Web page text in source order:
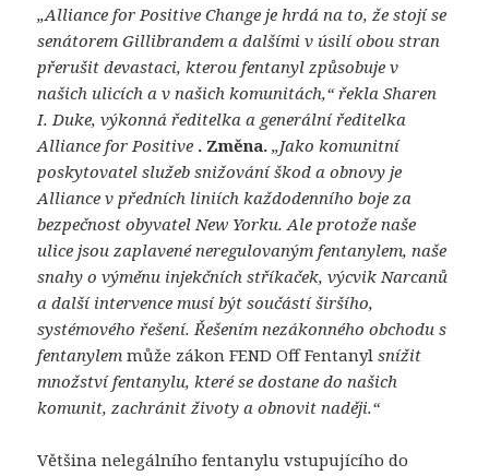
„Alliance for Positive Change je hrdá na to, že stojí se
senátorem Gillibrandem a dalšími v úsilí obou stran
přerušit devastaci, kterou fentanyl způsobuje v
našich ulicích a v našich komunitách,“ řekla Sharen
I. Duke, výkonná ředitelka a generální ředitelka
Alliance for Positive . Změna.„Jako komunitní
poskytovatel služeb snižování škod a obnovy je
Alliance v předních liniích každodenního boje za
bezpečnost obyvatel New Yorku. Ale protože naše
ulice jsou zaplavené neregulovaným fentanylem, naše
snahy o výměnu injekčních stříkaček, výcvik Narcanů
a další intervence musí být součástí širšího,
systémového řešení. Řešením nezákonného obchodu s
fentanylem může zákon FEND Off Fentanylsnížit
množství fentanylu, které se dostane do našich
komunit, zachránit životy a obnovit naději.“
Většina nelegálního fentanylu vstupujícího do